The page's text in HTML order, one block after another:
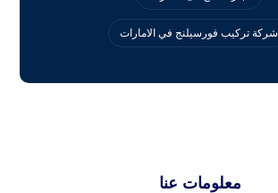
‏شركة تركيب فورسيلنج في الامارات
معلومات عنا